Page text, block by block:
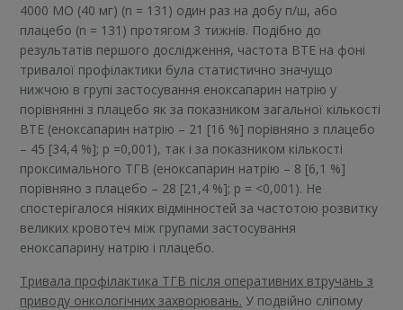
4000 МО (40 мг) (n = 131) один раз на добу п/ш, або
плацебо (n = 131) протягом 3 тижнів. Подібно до
результатів першого дослідження, частота ВТЕ на фоні
тривалої профілактики була статистично значущо
нижчою в групі застосування еноксапарин натрію у
порівнянні з плацебо як за показником загальної кількості
ВТЕ (еноксапарин натрію – 21 [16 %] порівняно з плацебо
– 45 [34,4 %]; p =0,001), так і за показником кількості
проксимального ТГВ (еноксапарин натрію – 8 [6,1 %]
порівняно з плацебо – 28 [21,4 %]; p = <0,001). Не
спостерігалося ніяких відмінностей за частотою розвитку
великих кровотеч між групами застосування
еноксапарину натрію і плацебо.
Тривала профілактика ТГВ після оперативних втручань з
приводу онкологічних захворювань. У подвійно сліпому